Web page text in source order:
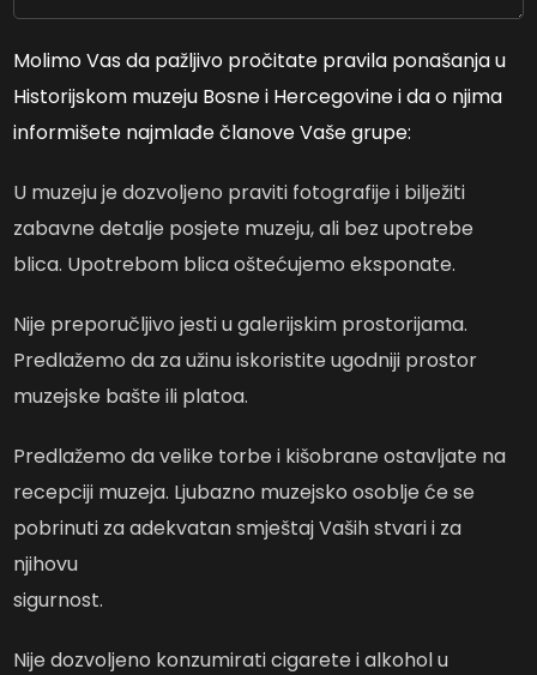
Molimo Vas da pažljivo pročitate pravila ponašanja u
Historijskom muzeju Bosne i Hercegovine i da o njima
informišete najmlađe članove Vaše grupe:
U muzeju je dozvoljeno praviti fotografije i bilježiti
zabavne detalje posjete muzeju, ali bez upotrebe
blica. Upotrebom blica oštećujemo eksponate.
Nije preporučljivo jesti u galerijskim prostorijama.
Predlažemo da za užinu iskoristite ugodniji prostor
muzejske bašte ili platoa.
Predlažemo da velike torbe i kišobrane ostavljate na
recepciji muzeja. Ljubazno muzejsko osoblje će se
pobrinuti za adekvatan smještaj Vaših stvari i za
njihovu
sigurnost.
Nije dozvoljeno konzumirati cigarete i alkohol u